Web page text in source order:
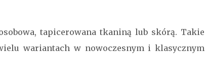
tapicerowana tkaniną lub skórą. Takie
wariantach w nowoczesnym i klasycznym